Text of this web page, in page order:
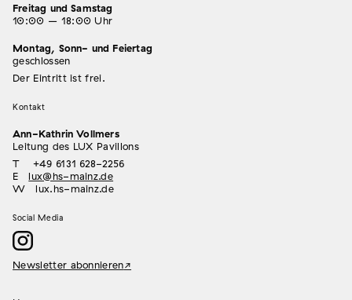
Freitag und Samstag
10:00 – 18:00 Uhr
Montag, Sonn- und Feiertag
geschlossen
Der Eintritt ist frei.
Kontakt
Ann-Kathrin Vollmers
Leitung des LUX Pavillons
T +49 6131 628-2256
Elux@hs-mainz.de
W lux.hs-mainz.de
Social Media
Newsletter abonnieren